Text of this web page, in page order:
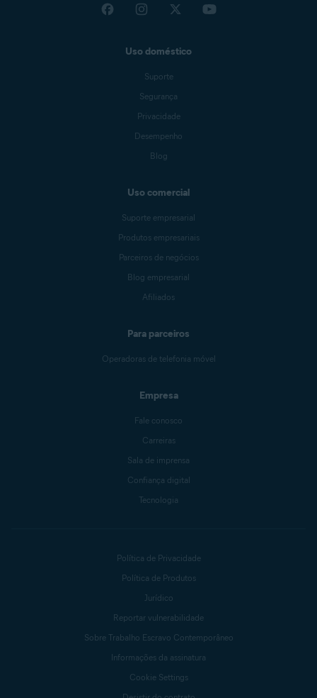
Uso doméstico
Suporte
Segurança
Privacidade
Desempenho
Blog
Uso comercial
Suporte empresarial
Produtos empresariais
Parceiros de negócios
Blog empresarial
Afiliados
Para parceiros
Operadoras de telefonia móvel
Empresa
Fale conosco
Carreiras
Sala de imprensa
Confiança digital
Tecnologia
Política de Privacidade
Política de Produtos
Jurídico
Reportar vulnerabilidade
Sobre Trabalho Escravo Contemporâneo
Informações da assinatura
Cookie Settings